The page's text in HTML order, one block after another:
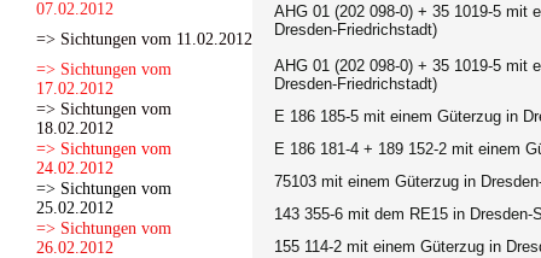
07.02.2012
=> Sichtungen vom 11.02.2012
=> Sichtungen vom
17.02.2012
=> Sichtungen vom
18.02.2012
=> Sichtungen vom
24.02.2012
=> Sichtungen vom
25.02.2012
=> Sichtungen vom
26.02.2012
AHG 01 (202 098-0) + 35 1019-5 mit
Dresden-Friedrichstadt)
AHG 01 (202 098-0) + 35 1019-5 mit
Dresden-Friedrichstadt)
E 186 185-5 mit einem Güterzug in
E 186 181-4 + 189 152-2 mit einem
75103 mit einem Güterzug in
143 355-6 mit dem RE15 in Dresden-
155 114-2 mit einem Güterzug in